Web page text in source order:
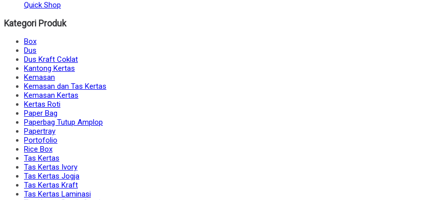
Quick Shop
Kategori Produk
Box
Dus
Dus Kraft Coklat
Kantong Kertas
Kemasan
Kemasan dan Tas Kertas
Kemasan Kertas
Kertas Roti
Paper Bag
Paperbag Tutup Amplop
Papertray
Portofolio
Rice Box
Tas Kertas
Tas Kertas Ivory
Tas Kertas Jogja
Tas Kertas Kraft
Tas Kertas Laminasi